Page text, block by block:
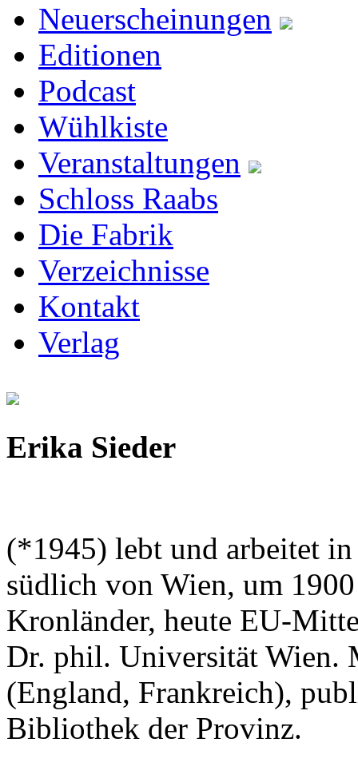
Neuerscheinungen
Editionen
Podcast
Wühlkiste
Veranstaltungen
Schloss Raabs
Die Fabrik
Verzeichnisse
Kontakt
Verlag
Erika Sieder
(*1945) lebt und arbeitet
südlich von Wien, um
Kronländer, heute EU-
Dr. phil. Universität Wien.
(England, Frankreich),
Bibliothek der Provinz.